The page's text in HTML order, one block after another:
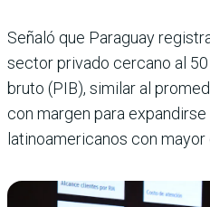
Señaló que Paraguay
sector privado cercano al
bruto (PIB), similar al
con margen para
latinoamericanos con mayor